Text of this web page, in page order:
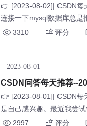
👉 [2023-08-02]| CSDN每
连接一下mysql数据库总是
3310
评分
2023-08-01
CSDN问答每天推荐--
👉 [2023-08-01]| CSDN每
是自己感兴趣。最近我尝
2997
评分